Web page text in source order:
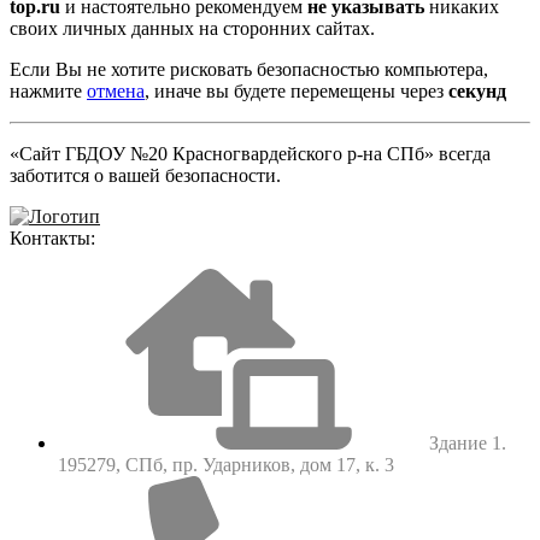
top.ru и настоятельно рекомендуем не указывать никаких
своих личных данных на сторонних сайтах.
Если Вы не хотите рисковать безопасностью компьютера,
нажмите отмена, иначе вы будете перемещены через секунд
«Сайт ГБДОУ №20 Красногвардейского р-на СПб» всегда
заботится о вашей безопасности.
Контакты:
Здание 1.
195279, СПб, пр. Ударников, дом 17, к. 3